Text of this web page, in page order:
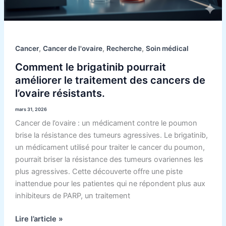
Cancer, Cancer de l'ovaire, Recherche, Soin médical
Comment le brigatinib pourrait
améliorer le traitement des cancers de
l’ovaire résistants.
mars 31, 2026
Cancer de l’ovaire : un médicament contre le poumon
brise la résistance des tumeurs agressives. Le brigatinib,
un médicament utilisé pour traiter le cancer du poumon,
pourrait briser la résistance des tumeurs ovariennes les
plus agressives. Cette découverte offre une piste
inattendue pour les patientes qui ne répondent plus aux
inhibiteurs de PARP, un traitement
Lire l’article »